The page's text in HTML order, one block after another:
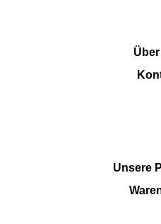
Unsere